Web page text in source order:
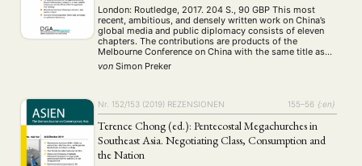
ENGLISH
London: Routledge, 2017. 204 S., 90 GBP This most
recent, ambitious, and densely written work on China’s
global media and public diplomacy consists of eleven
chapters. The contributions are products of the
Melbourne Conference on China with the same title as
the volume of May 2012. In the introduction (chapter 1),
the volume’s editors Jia …
von Simon Preker
Nr. 152/153 (2019) REZENSIONEN 155–56 {:en}
Terence Chong (ed.): Pentecostal Megachurches in
Southeast Asia. Negotiating Class, Consumption and
the Nation